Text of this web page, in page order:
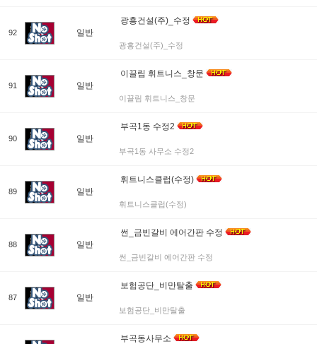
92 일반
광흥건설(주)_수정
광흥건설(주)_수정
91 일반
이끌림 휘트니스_창문
이끌림 휘트니스_창문
90 일반
부곡1동 수정2
부곡1동 사무소 수정2
89 일반
휘트니스클럽(수정)
휘트니스클럽(수정)
88 일반
썬_금빈갈비 에어간판 수정
썬_금빈갈비 에어간판 수정
87 일반
보험공단_비만탈출
보험공단_비만탈출
부곡동사무소